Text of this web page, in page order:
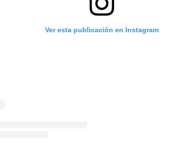
Ver esta publicación en Instagram